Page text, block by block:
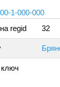
1-000-000
regid
32